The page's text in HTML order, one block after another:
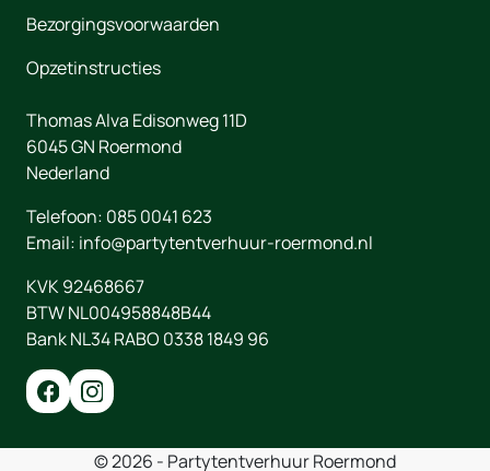
Bezorgingsvoorwaarden
Opzetinstructies
Thomas Alva Edisonweg 11D
6045 GN Roermond
Nederland
Telefoon: 085 0041 623
Email: info@partytentverhuur-roermond.nl
KVK 92468667
BTW NL004958848B44
Bank NL34 RABO 0338 1849 96
© 2026 - Partytentverhuur Roermond